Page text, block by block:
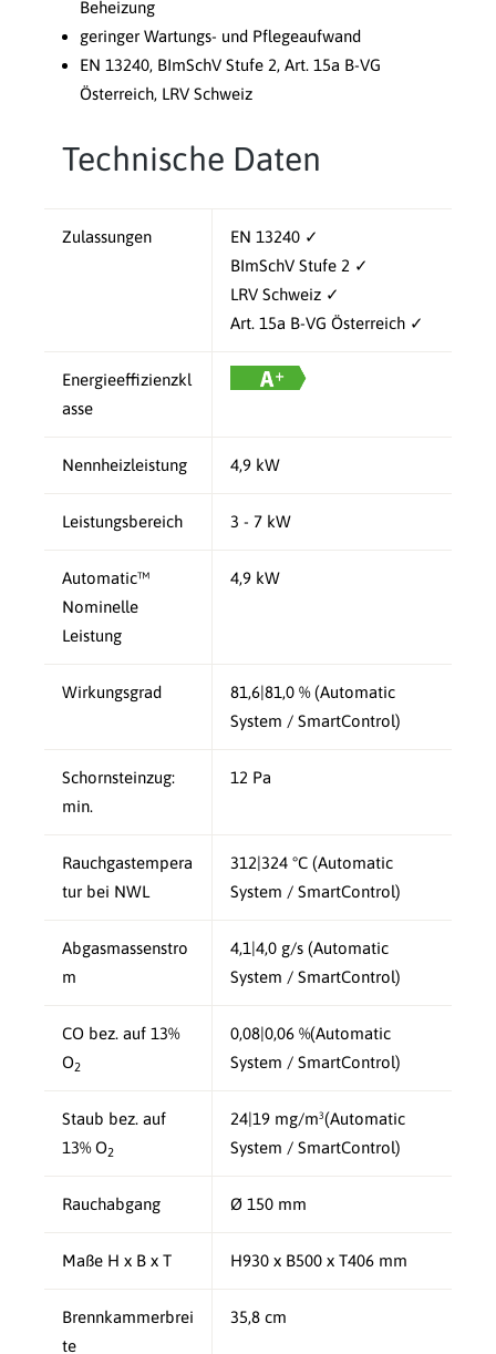
Beheizung
geringer Wartungs- und Pflegeaufwand
EN 13240, BImSchV Stufe 2, Art. 15a B-VG
Österreich, LRV Schweiz
Technische Daten
Zulassungen
EN 13240 ✓
BImSchV Stufe 2 ✓
LRV Schweiz ✓
Art. 15a B-VG Österreich ✓
Energieeffizienzkl
asse
Nennheizleistung 4,9 kW
Leistungsbereich 3 - 7 kW
Automatic™
Nominelle
Leistung
4,9 kW
Wirkungsgrad
81,6|81,0 % (Automatic
System / SmartControl)
Schornsteinzug:
min.
12 Pa
Rauchgastempera
tur bei NWL
312|324 °C (Automatic
System / SmartControl)
Abgasmassenstro
m
4,1|4,0 g/s (Automatic
System / SmartControl)
CO bez. auf 13%
O2
0,08|0,06 %(Automatic
System / SmartControl)
Staub bez. auf
13% O2
24|19 mg/m³(Automatic
System / SmartControl)
Rauchabgang Ø 150 mm
Maße H x B x T H930 x B500 x T406 mm
Brennkammerbrei
te
35,8 cm